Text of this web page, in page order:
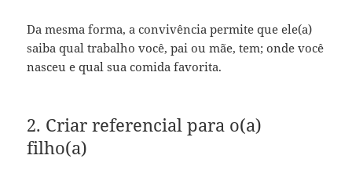
Da mesma forma, a convivência permite que ele(a)
saiba qual trabalho você, pai ou mãe, tem; onde você
nasceu e qual sua comida favorita.
2. Criar referencial para o(a)
filho(a)